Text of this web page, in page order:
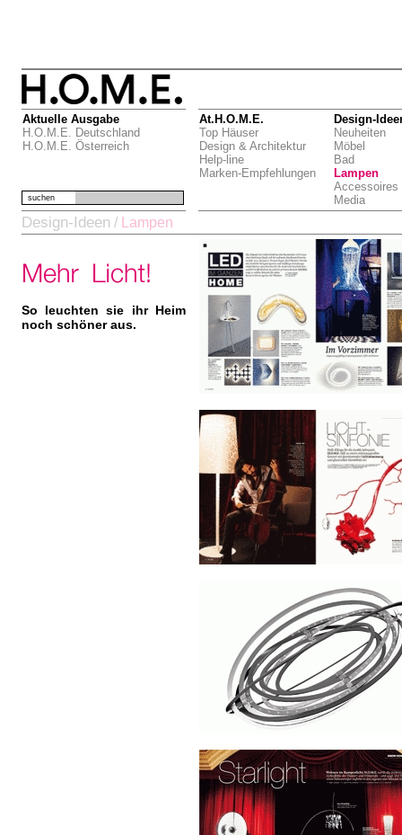
Aktuelle Ausgabe
H.O.M.E. Deutschland
H.O.M.E. Österreich
At.H.O.M.E.
Top Häuser
Design & Architektur
Help-line
Marken-Empfehlungen
Design-
Neuheiten
Möbel
Bad
Lampen
Accessoires
Media
suchen
Design-Ideen / Lampen
So leuchten sie ihr Heim
noch schöner aus.